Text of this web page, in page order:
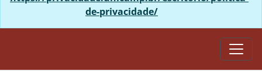
de-privacidade/